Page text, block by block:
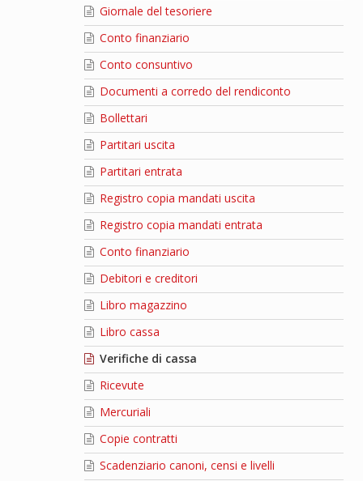
Giornale del tesoriere
Conto finanziario
Conto consuntivo
Documenti a corredo del rendiconto
Bollettari
Partitari uscita
Partitari entrata
Registro copia mandati uscita
Registro copia mandati entrata
Conto finanziario
Debitori e creditori
Libro magazzino
Libro cassa
Verifiche di cassa
Ricevute
Mercuriali
Copie contratti
Scadenziario canoni, censi e livelli